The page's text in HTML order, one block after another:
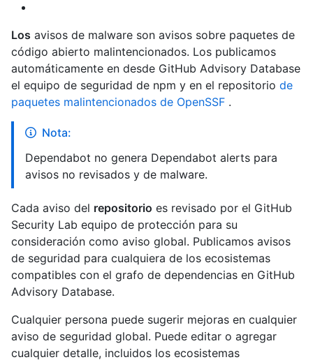
Los avisos de malware son avisos sobre paquetes de
código abierto malintencionados. Los publicamos
automáticamente en desde GitHub Advisory Database
el equipo de seguridad de npm y en el repositorio de
paquetes malintencionados de OpenSSF .
Nota:
Dependabot no genera Dependabot alerts para
avisos no revisados y de malware.
Cada aviso del repositorio es revisado por el GitHub
Security Lab equipo de protección para su
consideración como aviso global. Publicamos avisos
de seguridad para cualquiera de los ecosistemas
compatibles con el grafo de dependencias en GitHub
Advisory Database.
Cualquier persona puede sugerir mejoras en cualquier
aviso de seguridad global. Puede editar o agregar
cualquier detalle, incluidos los ecosistemas